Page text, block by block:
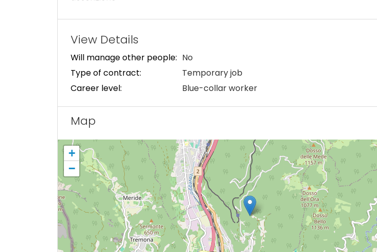
View Details
Will manage other people: No
Type of contract:
Temporary job
Career level:
Blue-collar worker
Map
+
−